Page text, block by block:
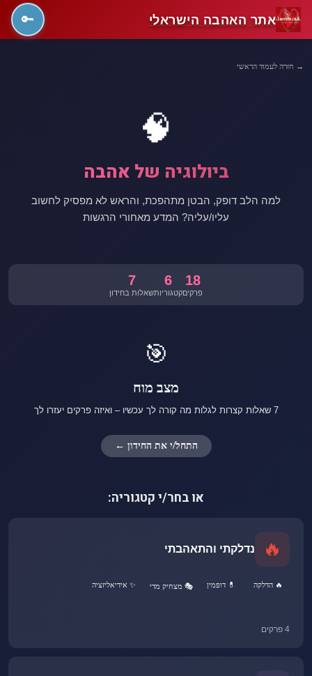
→ חזרה לעמוד הראשי
🧠
ביולוגיה של אהבה
למה הלב דופק, הבטן מתהפכת, והראש לא מפסיק לחשוב
עליו/עליה? המדע מאחורי הרגשות
18
פרקים
6
קטגוריות
7
שאלות בחידון
🎯
מצב מוח
7 שאלות קצרות לגלות מה קורה לך עכשיו – ואיזה פרקים יעזרו לך
התחל/י את החידון ←
או בחר/י קטגוריה:
🔥 נדלקתי והתאהבתי
🔥 הדלקה 💊 דופמין 🎭 מצחיק מדי ✨ אידיאליזציה
4 פרקים
אתר האהבה הישראלי 🔑